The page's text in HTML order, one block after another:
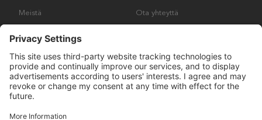
Meistä
Ota yhteyttä
Palautukset ja vaatimukset